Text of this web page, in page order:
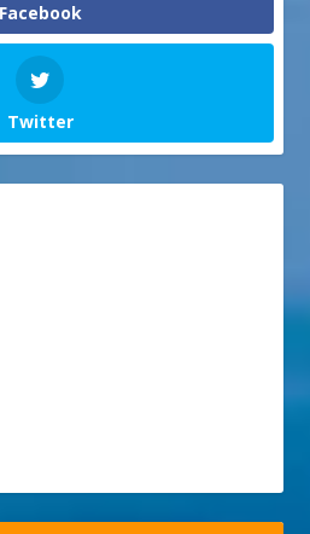
Facebook
Twitter